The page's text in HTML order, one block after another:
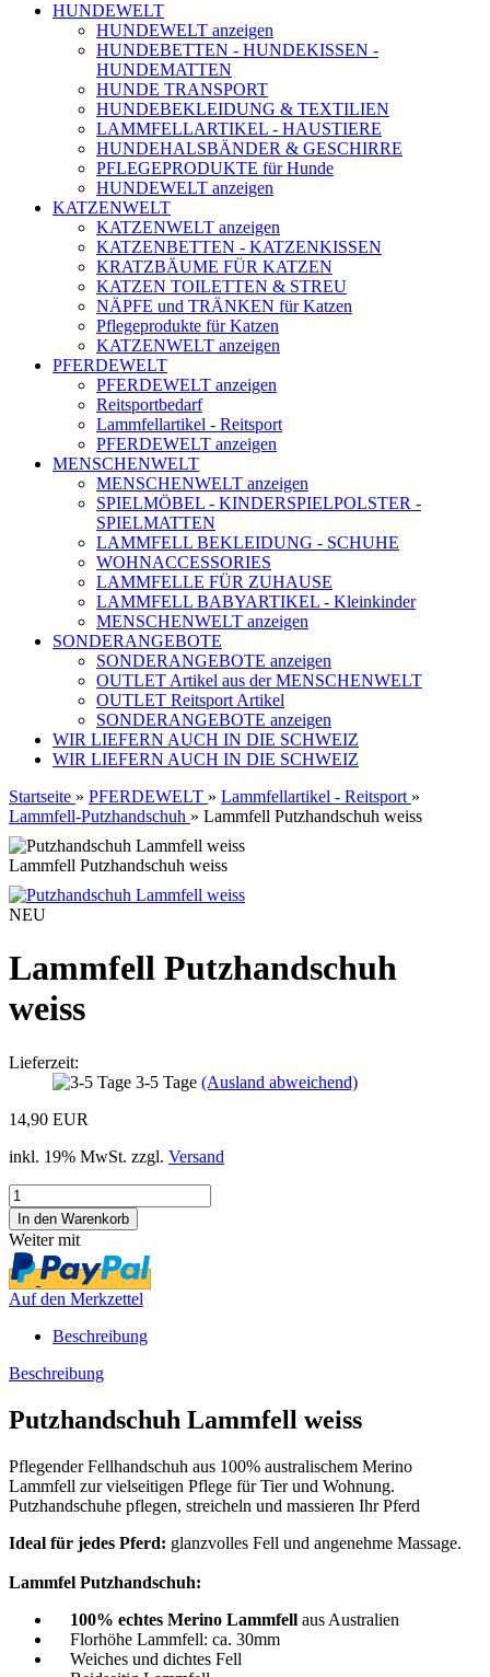
HUNDEWELT
HUNDEWELT anzeigen
HUNDEBETTEN - HUNDEKISSEN -
HUNDEMATTEN
HUNDE TRANSPORT
HUNDEBEKLEIDUNG & TEXTILIEN
LAMMFELLARTIKEL - HAUSTIERE
HUNDEHALSBÄNDER & GESCHIRRE
PFLEGEPRODUKTE für Hunde
HUNDEWELT anzeigen
KATZENWELT
KATZENWELT anzeigen
KATZENBETTEN - KATZENKISSEN
KRATZBÄUME FÜR KATZEN
KATZEN TOILETTEN & STREU
NÄPFE und TRÄNKEN für Katzen
Pflegeprodukte für Katzen
KATZENWELT anzeigen
PFERDEWELT
PFERDEWELT anzeigen
Reitsportbedarf
Lammfellartikel - Reitsport
PFERDEWELT anzeigen
MENSCHENWELT
MENSCHENWELT anzeigen
SPIELMÖBEL - KINDERSPIELPOLSTER -
SPIELMATTEN
LAMMFELL BEKLEIDUNG - SCHUHE
WOHNACCESSORIES
LAMMFELLE FÜR ZUHAUSE
LAMMFELL BABYARTIKEL - Kleinkinder
MENSCHENWELT anzeigen
SONDERANGEBOTE
SONDERANGEBOTE anzeigen
OUTLET Artikel aus der MENSCHENWELT
OUTLET Reitsport Artikel
SONDERANGEBOTE anzeigen
WIR LIEFERN AUCH IN DIE SCHWEIZ
WIR LIEFERN AUCH IN DIE SCHWEIZ
Startseite » PFERDEWELT » Lammfellartikel - Reitsport »
Lammfell-Putzhandschuh » Lammfell Putzhandschuh weiss
Lammfell Putzhandschuh weiss
NEU
Lammfell Putzhandschuh
weiss
Lieferzeit:
3-5 Tage (Ausland abweichend)
14,90 EUR
inkl. 19% MwSt. zzgl. Versand
Weiter mit
Auf den Merkzettel
Beschreibung
Beschreibung
Putzhandschuh Lammfell weiss
Pflegender Fellhandschuh aus 100% australischem Merino
Lammfell zur vielseitigen Pflege für Tier und Wohnung.
Putzhandschuhe pflegen, streicheln und massieren Ihr Pferd
Ideal für jedes Pferd: glanzvolles Fell und angenehme Massage.
Lammfel Putzhandschuh:
100% echtes Merino Lammfell aus Australien
Florhöhe Lammfell: ca. 30mm
Weiches und dichtes Fell